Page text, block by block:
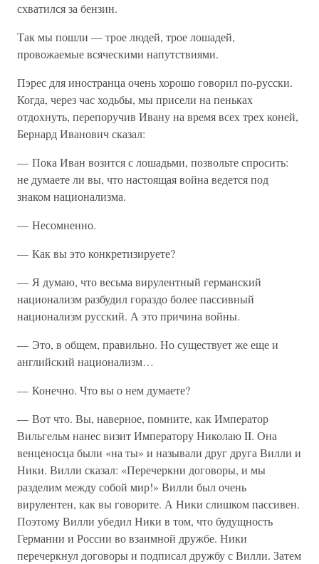
схватился за бензин.
Так мы пошли — трое людей, трое лошадей,
провожаемые всяческими напутствиями.
Пэрес для иностранца очень хорошо говорил по-русски.
Когда, через час ходьбы, мы присели на пеньках
отдохнуть, перепоручив Ивану на время всех трех коней,
Бернард Иванович сказал:
— Пока Иван возится с лошадьми, позвольте спросить:
не думаете ли вы, что настоящая война ведется под
знаком национализма.
— Несомненно.
— Как вы это конкретизируете?
— Я думаю, что весьма вирулентный германский
национализм разбудил гораздо более пассивный
национализм русский. А это причина войны.
— Это, в общем, правильно. Но существует же еще и
английский национализм…
— Конечно. Что вы о нем думаете?
— Вот что. Вы, наверное, помните, как Император
Вильгельм нанес визит Императору Николаю II. Она
венценосца были «на ты» и называли друг друга Вилли и
Ники. Вилли сказал: «Перечеркни договоры, и мы
разделим между собой мир!» Вилли был очень
вирулентен, как вы говорите. А Ники слишком пассивен.
Поэтому Вилли убедил Ники в том, что будущность
Германии и России во взаимной дружбе. Ники
перечеркнул договоры и подписал дружбу с Вилли. Затем